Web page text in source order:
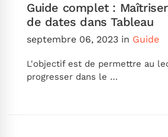
Guide complet :
de dates dans Tableau
septembre 06, 2023 in Guide
L'objectif est de permettre au
progresser dans le …